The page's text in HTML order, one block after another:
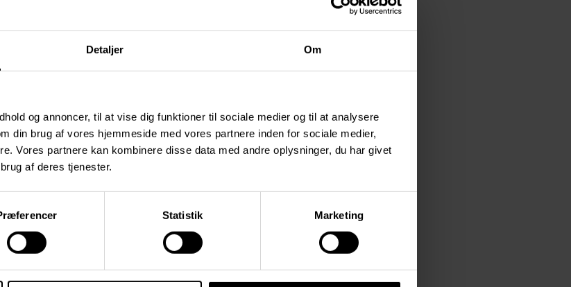
Detaljer Om
og annoncer, til at vise dig funktioner til sociale medier og til at analysere
din brug af vores hjemmeside med vores partnere inden for sociale medier,
Vores partnere kan kombinere disse data med andre oplysninger, du har givet
af deres tjenester.
Statistik Marketing
ved at
ud på flere
ved at
ud på flere